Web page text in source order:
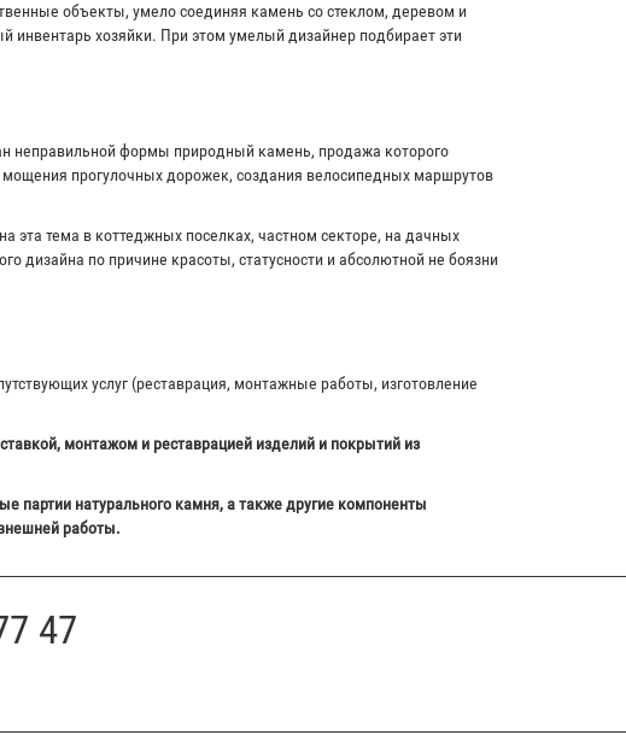
объекты, умело соединяя камень со стеклом, деревом и
инвентарь хозяйки. При этом умелый дизайнер подбирает эти
неправильной формы природный камень, продажа которого
прогулочных дорожек, создания велосипедных маршрутов
эта тема в коттеджных поселках, частном секторе, на дачных
дизайна по причине красоты, статусности и абсолютной не боязни
услуг (реставрация, монтажные работы, изготовление
монтажом и реставрацией изделий и покрытий из
партии натурального камня, а также другие компоненты
работы.
47